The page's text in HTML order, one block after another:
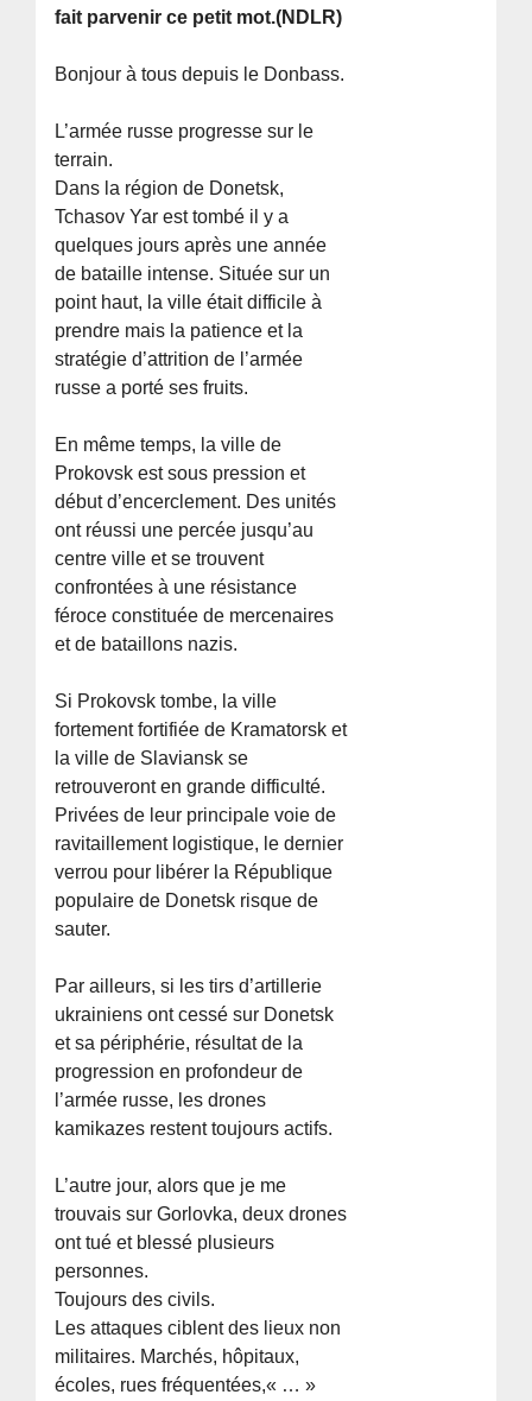
fait parvenir ce petit mot.(NDLR)
Bonjour à tous depuis le Donbass.
L’armée russe progresse sur le
terrain.
Dans la région de Donetsk,
Tchasov Yar est tombé il y a
quelques jours après une année
de bataille intense. Située sur un
point haut, la ville était difficile à
prendre mais la patience et la
stratégie d’attrition de l’armée
russe a porté ses fruits.
En même temps, la ville de
Prokovsk est sous pression et
début d’encerclement. Des unités
ont réussi une percée jusqu’au
centre ville et se trouvent
confrontées à une résistance
féroce constituée de mercenaires
et de bataillons nazis.
Si Prokovsk tombe, la ville
fortement fortifiée de Kramatorsk et
la ville de Slaviansk se
retrouveront en grande difficulté.
Privées de leur principale voie de
ravitaillement logistique, le dernier
verrou pour libérer la République
populaire de Donetsk risque de
sauter.
Par ailleurs, si les tirs d’artillerie
ukrainiens ont cessé sur Donetsk
et sa périphérie, résultat de la
progression en profondeur de
l’armée russe, les drones
kamikazes restent toujours actifs.
L’autre jour, alors que je me
trouvais sur Gorlovka, deux drones
ont tué et blessé plusieurs
personnes.
Toujours des civils.
Les attaques ciblent des lieux non
militaires. Marchés, hôpitaux,
écoles, rues fréquentées,« … »